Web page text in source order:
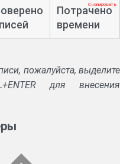
Потрачено
времени
Скопировать
пожалуйста, выделите
для внесения